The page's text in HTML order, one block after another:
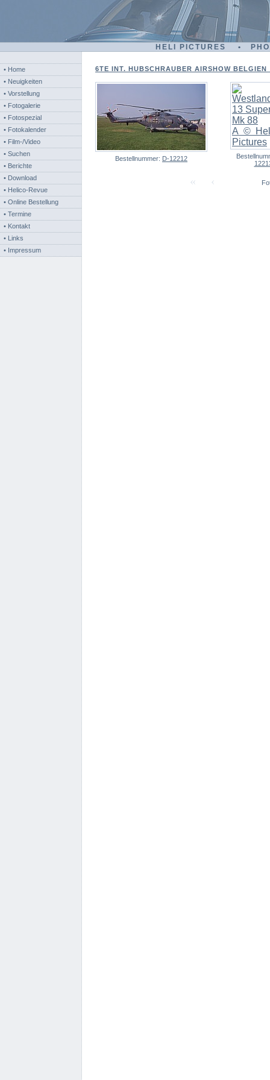
HELI PICTURES •
• Home
• Neuigkeiten
• Vorstellung
• Fotogalerie
• Fotospezial
• Fotokalender
• Film-/Video
• Suchen
• Berichte
• Download
• Helico-Revue
• Online Bestellung
• Termine
• Kontakt
• Links
• Impressum
6TE INT. HUBSCHRAUBER AIRSHOW
Bestellnummer: D-12212